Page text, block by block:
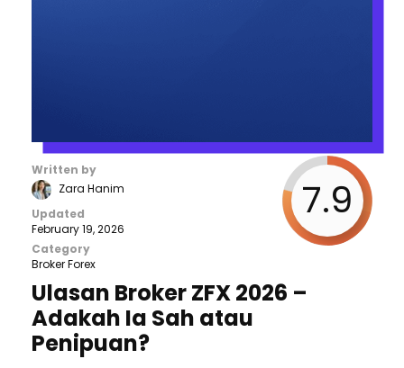
7.9
Written by
Zara Hanim
Updated
February 19, 2026
Category
Broker Forex
Ulasan Broker ZFX 2026 –
Adakah Ia Sah atau
Penipuan?